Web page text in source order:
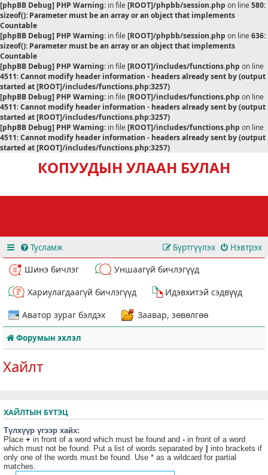
[phpBB Debug] PHP Warning: in file[ROOT]/phpbb/session.php on line580:
sizeof(): Parameter must be an array or an object that implements
Countable
[phpBB Debug] PHP Warning: in file[ROOT]/phpbb/session.php on line636:
sizeof(): Parameter must be an array or an object that implements
Countable
[phpBB Debug] PHP Warning: in file[ROOT]/includes/functions.php on line
4511:Cannot modify header information - headers already sent by (output
started at [ROOT]/includes/functions.php:3257)
[phpBB Debug] PHP Warning: in file[ROOT]/includes/functions.php on line
4511:Cannot modify header information - headers already sent by (output
started at [ROOT]/includes/functions.php:3257)
[phpBB Debug] PHP Warning: in file[ROOT]/includes/functions.php on line
4511:Cannot modify header information - headers already sent by (output
started at [ROOT]/includes/functions.php:3257)
КОПУУДЫН УЛААН БУЛАН
Тусламж Нэвтрэх
Бүртгүүлэх
Шинэ бичлэг
Уншаагүй бичлэгүүд
Хариулагдаагүй бичлэгүүд
Идэвхитэй сэдвүүд
Аватор зураг бэлдэх
Заавар, зөвөлгөө
Форумын эхлэл
Хайлт
ХАЙЛТЫН БҮТЭЦ
Түлхүүр үгээр хайх:
Place + in front of a word which must be found and - in front of a word
which must not be found. Put a list of words separated by | into brackets if
only one of the words must be found. Use * as a wildcard for partial
matches.